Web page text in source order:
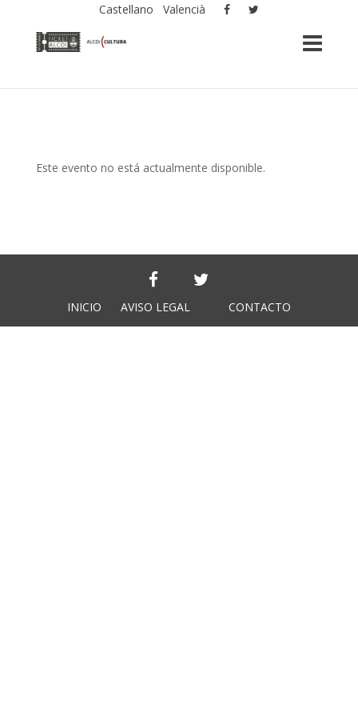
Castellano Valencià
Este evento no está actualmente disponible.
INICIO AVISO LEGAL CONTACTO